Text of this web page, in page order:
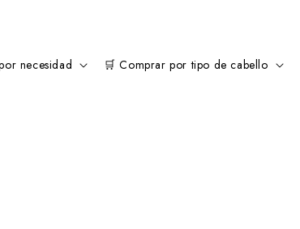
necesidad 🛒 Comprar por tipo de cabello